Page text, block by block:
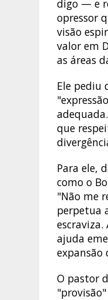
digo — e
opressor
visão
valor em
as áreas
Ele pediu
que
Para ele,
como o
"Não me
perpetua
ajuda
expansão
O pastor